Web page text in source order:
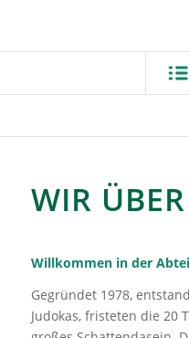
WIR
Willkommen in der
Gegründet 1978,
Judokas, fristeten die 20